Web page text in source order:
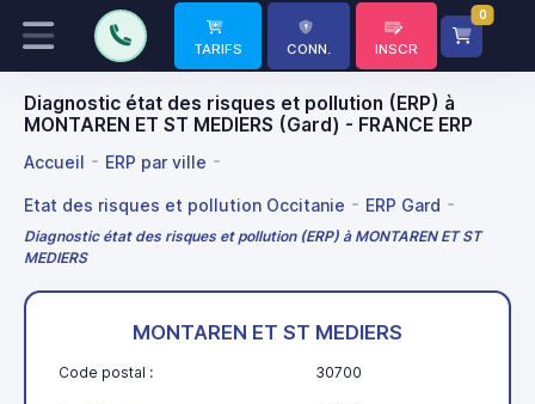
TARIFS CONN. INSCR
0
Diagnostic état des risques et pollution (ERP) à
MONTAREN ET ST MEDIERS (Gard) - FRANCE ERP
Accueil ERP par ville
Etat des risques et pollution Occitanie ERP Gard
Diagnostic état des risques et pollution (ERP) à MONTAREN ET ST
MEDIERS
MONTAREN ET ST MEDIERS
Code postal : 30700